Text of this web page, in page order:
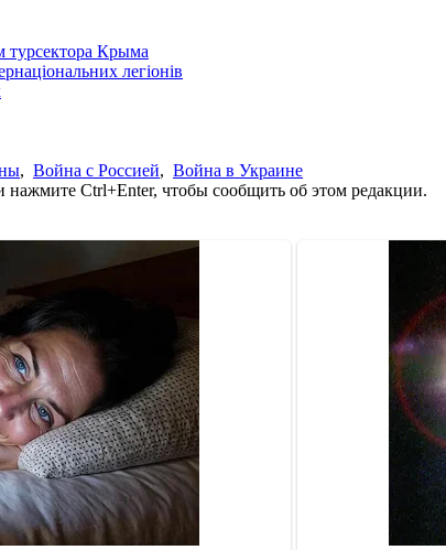
турсектора Крыма
легіонів
, Война с Россией, Война в Украине
Ctrl+Enter, чтобы сообщить об этом редакции.